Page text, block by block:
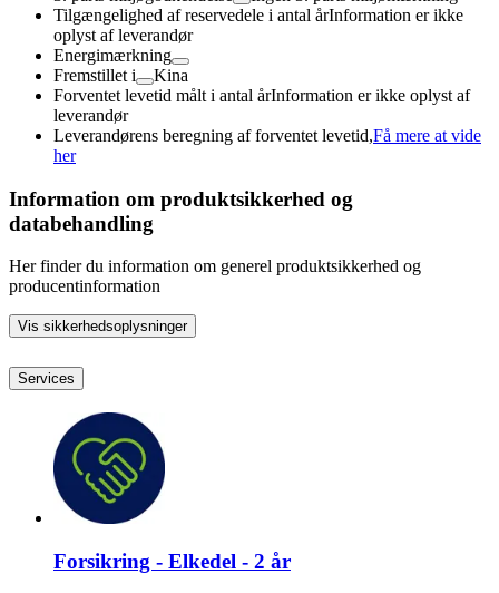
Tilgængelighed af reservedele i antal årInformation er ikke
oplyst af leverandør
Energimærkning
Fremstillet i
Kina
Forventet levetid målt i antal årInformation er ikke oplyst af
leverandør
Leverandørens beregning af forventet levetid,Få mere at vide
her
Information om produktsikkerhed og
databehandling
Her finder du information om generel produktsikkerhed og
producentinformation
Vis sikkerhedsoplysninger
Services
Forsikring - Elkedel - 2 år